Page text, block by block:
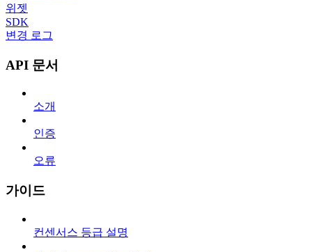
위젯
SDK
변경 로그
API 문서
소개
인증
오류
가이드
컨센서스 등급 설명